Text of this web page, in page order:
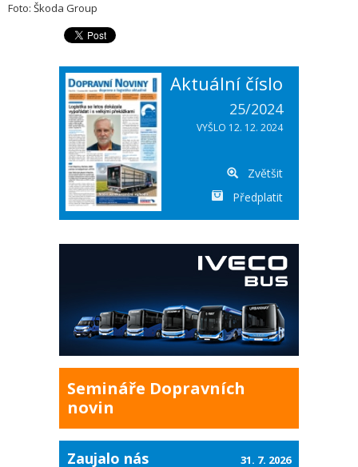
Foto: Škoda Group
Aktuální číslo
25/2024
VYŠLO 12. 12. 2024
Zvětšit
Předplatit
Semináře Dopravních
novin
Zaujalo nás 31. 7. 2026